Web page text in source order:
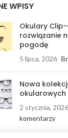
WPISY
Okulary
rozwiązanie
pogodę
5 lipca, 2026
Nowa
okularowych
2 stycznia, 2026
komentarzy